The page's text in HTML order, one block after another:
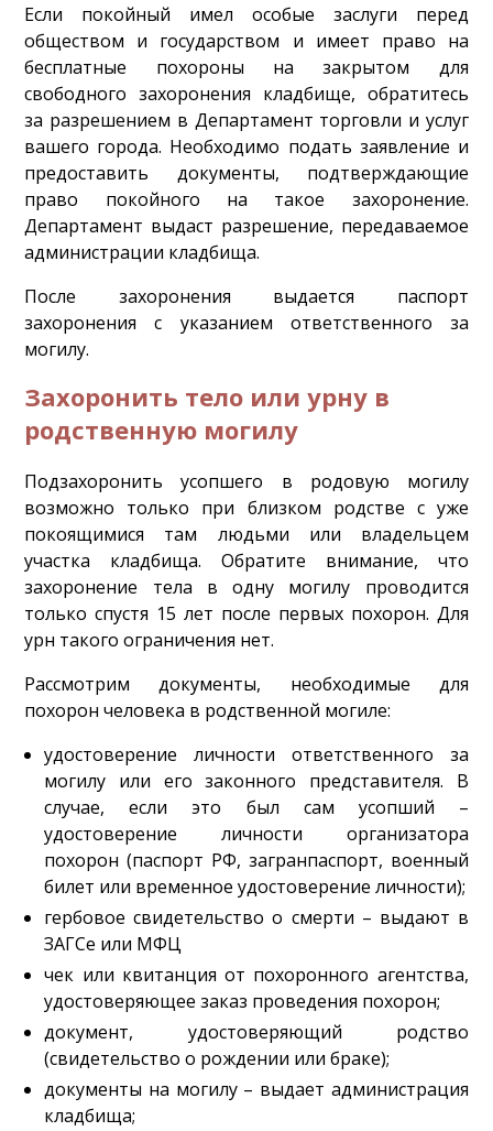
Если покойный имел особые заслуги перед
обществом и государством и имеет право на
бесплатные похороны на закрытом для
свободного захоронения кладбище, обратитесь
за разрешением в Департамент торговли и услуг
вашего города. Необходимо подать заявление и
предоставить документы, подтверждающие
право покойного на такое захоронение.
Департамент выдаст разрешение, передаваемое
администрации кладбища.
После захоронения выдается паспорт
захоронения с указанием ответственного за
могилу.
Захоронить тело или урну в
родственную могилу
Подзахоронить усопшего в родовую могилу
возможно только при близком родстве с уже
покоящимися там людьми или владельцем
участка кладбища. Обратите внимание, что
захоронение тела в одну могилу проводится
только спустя 15 лет после первых похорон. Для
урн такого ограничения нет.
Рассмотрим документы, необходимые для
похорон человека в родственной могиле:
удостоверение личности ответственного за
могилу или его законного представителя. В
случае, если это был сам усопший –
удостоверение личности организатора
похорон (паспорт РФ, загранпаспорт, военный
билет или временное удостоверение личности);
гербовое свидетельство о смерти – выдают в
ЗАГСе или МФЦ
чек или квитанция от похоронного агентства,
удостоверяющее заказ проведения похорон;
документ, удостоверяющий родство
(свидетельство о рождении или браке);
документы на могилу – выдает администрация
кладбища;